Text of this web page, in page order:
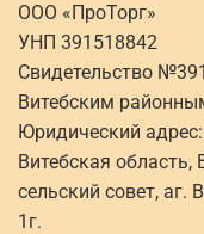
ООО «ПроТорг»
УНП 391518842
Свидетельство
Витебским
Юридический
Витебская область,
сельский совет, аг.
1г.